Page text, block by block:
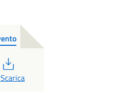
PDF
Scarica